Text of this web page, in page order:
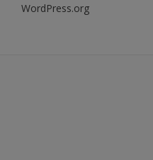
WordPress.org